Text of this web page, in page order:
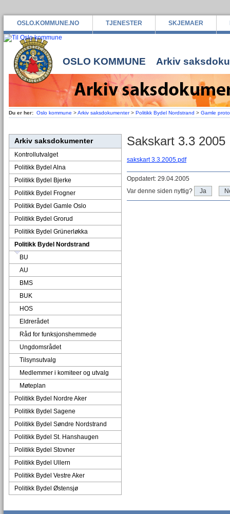
OSLO.KOMMUNE.NO TJENESTER SKJEMAER
OSLO KOMMUNE Arkiv
Du er her: Oslo kommune >Arkiv saksdokumenter> Politikk Bydel Nordstrand > Gamle
Arkiv saksdokumenter
Kontrollutvalget
Politikk Bydel Alna
Politikk Bydel Bjerke
Politikk Bydel Frogner
Politikk Bydel Gamle Oslo
Politikk Bydel Grorud
Politikk Bydel Grünerløkka
Politikk Bydel Nordstrand
BU
AU
BMS
BUK
HOS
Eldrerådet
Råd for funksjonshemmede
Ungdomsrådet
Tilsynsutvalg
Medlemmer i komiteer og utvalg
Møteplan
Politikk Bydel Nordre Aker
Politikk Bydel Sagene
Politikk Bydel Søndre Nordstrand
Politikk Bydel St. Hanshaugen
Politikk Bydel Stovner
Politikk Bydel Ullern
Politikk Bydel Vestre Aker
Politikk Bydel Østensjø
Sakskart 3.3 2005
sakskart 3.3.2005.pdf
Oppdatert: 29.04.2005
Var denne siden nyttig?
Ja